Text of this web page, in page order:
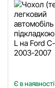
Є в наявності